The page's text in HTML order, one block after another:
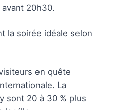
20h30.
la soirée idéale selon
en quête
La
sont 20 à 30 % plus